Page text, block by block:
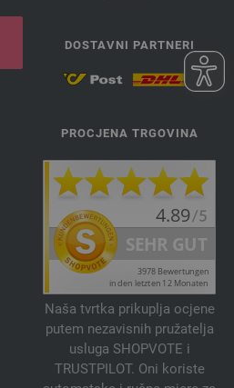
DOSTAVNI PARTNERI
PROCJENA TRGOVINA
Naša tvrtka prikuplja ocjene
putem nezavisnih pružatelja
usluga SHOPVOTE i
TRUSTPILOT. Oni koriste